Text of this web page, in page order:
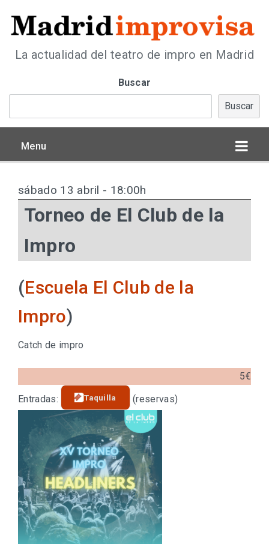
La actualidad del teatro de impro en Madrid
Buscar
Buscar
Menu
sábado 13 abril - 18:00h
Torneo de El Club de la
Impro
(Escuela El Club de la
Impro)
Catch de impro
5€
Entradas:
Taquilla (reservas)